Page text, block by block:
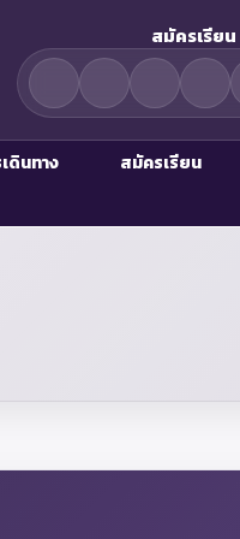
สมัครเรียน
ดินทาง สมัครเรียน